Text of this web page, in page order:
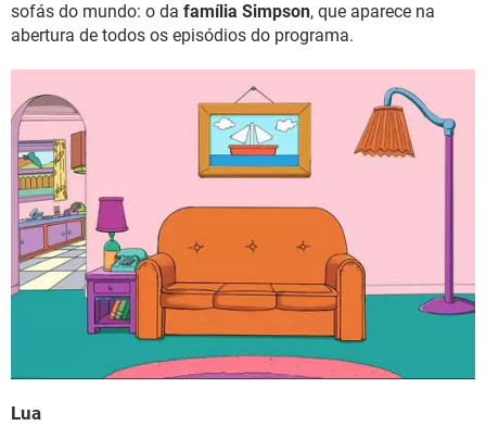
sofás do mundo: o da família Simpson, que aparece na
abertura de todos os episódios do programa.
Lua